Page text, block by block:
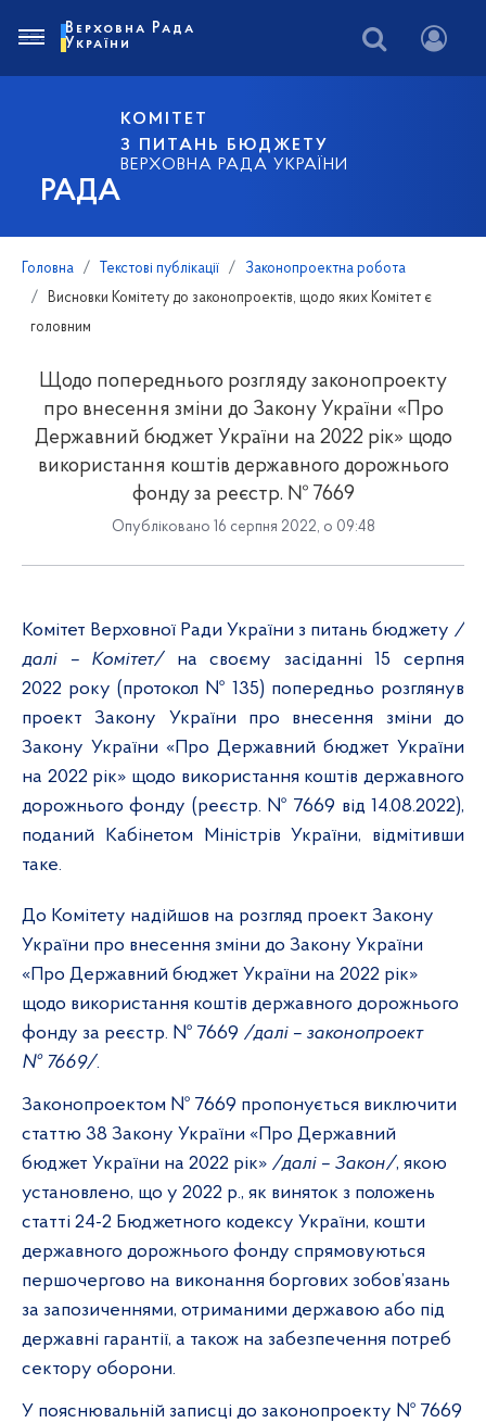
РАДА
КОМІТЕТ
З ПИТАНЬ БЮДЖЕТУ
ВЕРХОВНА РАДА УКРАЇНИ
Верховна Рада
України
Головна Текстові публікації
Законопроектна робота
Висновки Комітету до законопроектів, щодо яких Комітет є
головним
Щодо попереднього розгляду законопроекту
про внесення зміни до Закону України «Про
Державний бюджет України на 2022 рік» щодо
використання коштів державного дорожнього
фонду за реєстр. № 7669
Опубліковано 16 серпня 2022, о 09:48
Комітет Верховної Ради України з питань бюджету /
далі – Комітет/на своєму засіданні 15 серпня
2022 року (протокол № 135) попередньо розглянув
проект Закону України про внесення зміни до
Закону України «Про Державний бюджет України
на 2022 рік» щодо використання коштів державного
дорожнього фонду (реєстр. № 7669 від 14.08.2022),
поданий Кабінетом Міністрів України, відмітивши
таке.
До Комітету надійшов на розгляд проект Закону
України про внесення зміни до Закону України
«Про Державний бюджет України на 2022 рік»
щодо використання коштів державного дорожнього
фонду за реєстр. № 7669 /далі – законопроект
№ 7669/.
Законопроектом № 7669 пропонується виключити
статтю 38 Закону України «Про Державний
бюджет України на 2022 рік» /далі – Закон/, якою
установлено, що у 2022 р., як виняток з положень
статті 24-2 Бюджетного кодексу України, кошти
державного дорожнього фонду спрямовуються
першочергово на виконання боргових зобов’язань
за запозиченнями, отриманими державою або під
державні гарантії, а також на забезпечення потреб
сектору оборони.
У пояснювальній записці до законопроекту № 7669